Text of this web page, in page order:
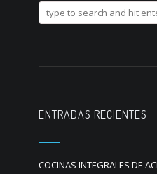
ENTRADAS RECIENTES
COCINAS INTEGRALES DE